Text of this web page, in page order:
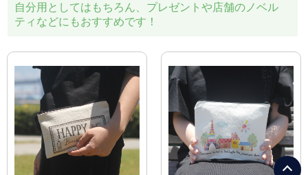
自分用としてはもちろん、プレゼントや店舗のノベル
ティなどにもおすすめです！